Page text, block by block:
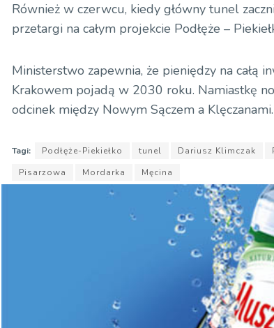
Również w czerwcu, kiedy główny tunel
przetargi na całym projekcie Podłęże –
Ministerstwo zapewnia, że pieniędzy na całą
Krakowem pojadą w 2030 roku. Namiastkę
odcinek między Nowym Sączem a Klęczanami.
Tagi: Podłęże-Piekiełko tunel Dariusz Klimczak
Pisarzowa
Mordarka Męcina